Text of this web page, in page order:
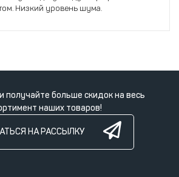
Низкий уровень шума.
получайте больше скидок на весь
наших товаров!
НА РАССЫЛКУ